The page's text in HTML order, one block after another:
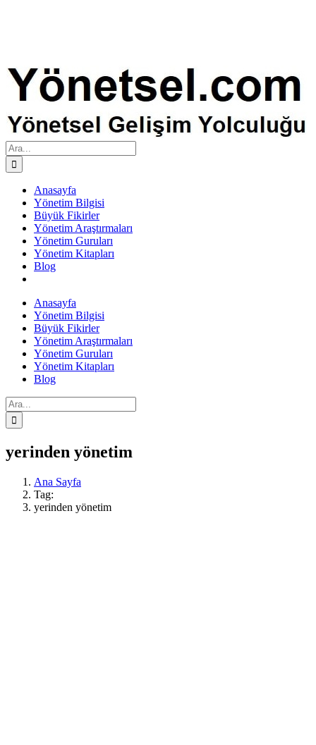
Ara:
Anasayfa
Yönetim Bilgisi
Büyük Fikirler
Yönetim Araştırmaları
Yönetim Guruları
Yönetim Kitapları
Blog
Anasayfa
Yönetim Bilgisi
Büyük Fikirler
Yönetim Araştırmaları
Yönetim Guruları
Yönetim Kitapları
Blog
Ara:
yerinden yönetim
Ana Sayfa
Tag:
yerinden yönetim